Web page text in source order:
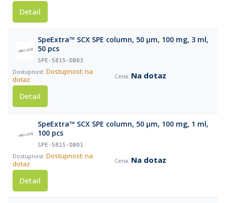
Detail
SpeExtra™ SCX SPE column, 50 µm, 100 mg, 3 ml,
50 pcs
SPE-5815-DB03
Dostupnost: na
dotaz
Na dotaz
Detail
SpeExtra™ SCX SPE column, 50 µm, 100 mg, 1 ml,
100 pcs
SPE-5815-DB01
Dostupnost: na
dotaz
Na dotaz
Detail